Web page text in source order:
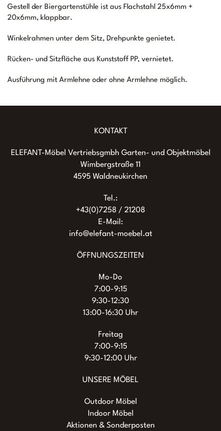
Gestell der Biergartenstühle ist aus Flachstahl 25x6mm +
20x6mm, klappbar.
Winkelrahmen unter dem Sitz, Drehpunkte genietet.
Rücken- und Sitzfläche aus Kunststoff PP, vernietet.
Ausführung mit Armlehne oder ohne Armlehne möglich.
KONTAKT
ELEFANT-Möbel Vertriebsgmbh Garten- und Objektmöbel
Wimbergstraße 11
4595 Waldneukirchen
Tel.:
+43(0)7258 / 21208
E-Mail:
info@elefant-moebel.at
ÖFFNUNGSZEITEN
Mo-Do
7:00-9:15
9:30-12:30
13:00-16:30 Uhr
Freitag
7:00-9:15
9:30-12:00 Uhr
UNSERE MÖBEL
Outdoor Möbel
Indoor Möbel
Aktionen & Sonderposten